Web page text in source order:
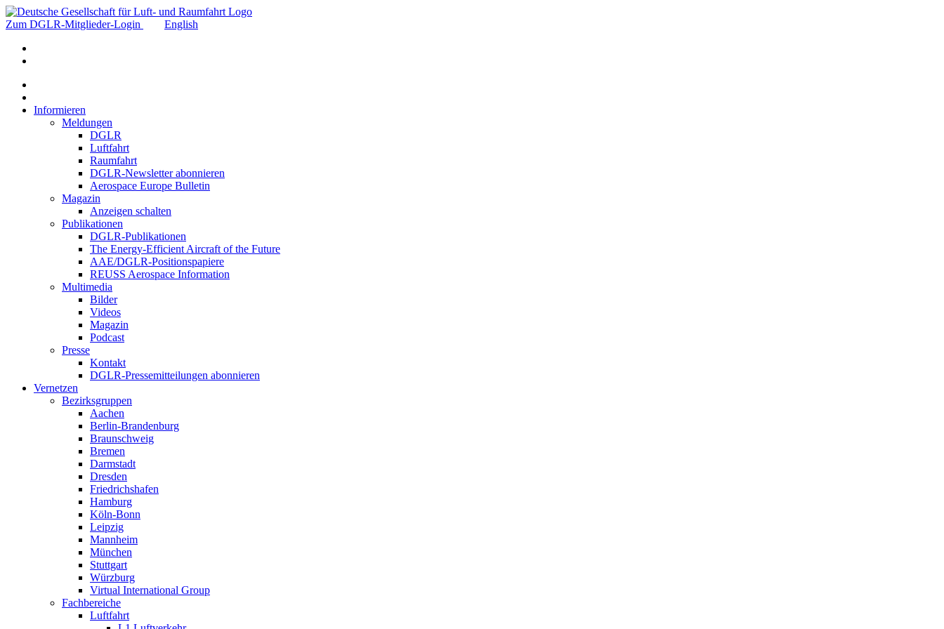
Zum DGLR-Mitglieder-Login English
Informieren
Meldungen
DGLR
Luftfahrt
Raumfahrt
DGLR-Newsletter abonnieren
Aerospace Europe Bulletin
Magazin
Anzeigen schalten
Publikationen
DGLR-Publikationen
The Energy-Efficient Aircraft of the Future
AAE/DGLR-Positionspapiere
REUSS Aerospace Information
Multimedia
Bilder
Videos
Magazin
Podcast
Presse
Kontakt
DGLR-Pressemitteilungen abonnieren
Vernetzen
Bezirksgruppen
Aachen
Berlin-Brandenburg
Braunschweig
Bremen
Darmstadt
Dresden
Friedrichshafen
Hamburg
Köln-Bonn
Leipzig
Mannheim
München
Stuttgart
Würzburg
Virtual International Group
Fachbereiche
Luftfahrt